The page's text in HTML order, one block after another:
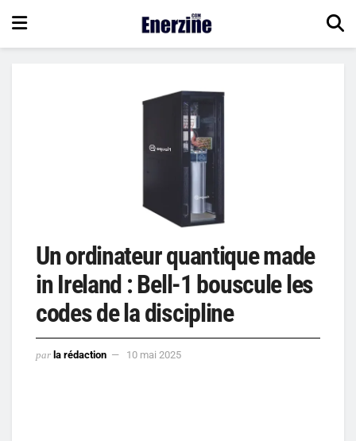
Un ordinateur quantique made
in Ireland : Bell-1 bouscule les
codes de la discipline
par la rédaction 10 mai 2025